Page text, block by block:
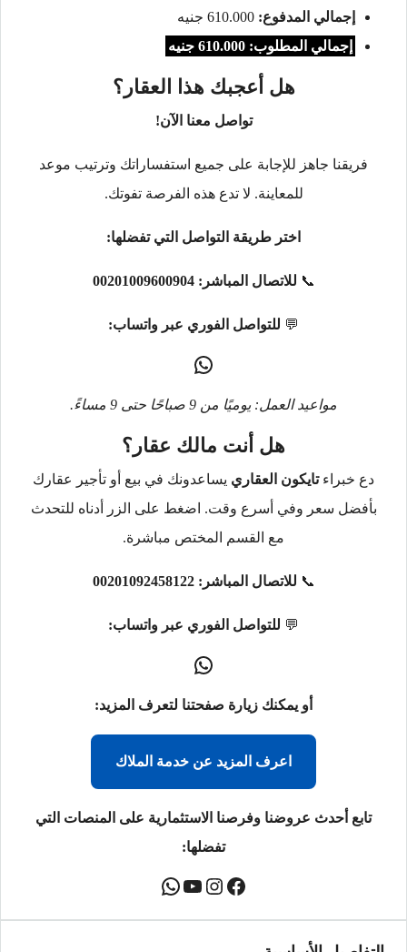
إجمالي المدفوع:
إجمالي المطلوب: 610.000 جنيه
هل أعجبك هذا العقار؟
تواصل معنا الآن!
فريقنا جاهز للإجابة على جميع استفساراتك وترتيب موعد
للمعاينة. لا تدع هذه الفرصة تفوتك.
اختر طريقة التواصل التي تفضلها:
📞 للاتصال المباشر: 00201009600904
💬 للتواصل الفوري عبر واتساب:
مواعيد العمل: يوميًا من 9 صباحًا حتى 9 مساءً.
هل أنت مالك عقار؟
دع خبراءتايكون العقاري يساعدونك في بيع أو تأجير عقارك
بأفضل سعر وفي أسرع وقت. اضغط على الزر أدناه للتحدث
مع القسم المختص مباشرة.
📞 للاتصال المباشر: 00201092458122
💬 للتواصل الفوري عبر واتساب:
أو يمكنك زيارة صفحتنا لتعرف المزيد:
اعرف المزيد عن خدمة الملاك
تابع أحدث عروضنا وفرصنا الاستثمارية على المنصات التي
تفضلها: